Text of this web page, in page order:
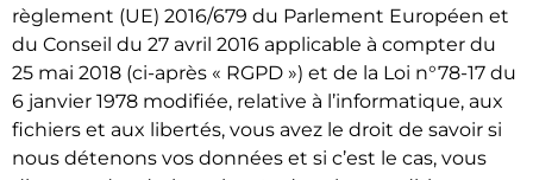
règlement (UE) 2016/679 du Parlement Européen et
du Conseil du 27 avril 2016 applicable à compter du
25 mai 2018 (ci-après « RGPD ») et de la Loi n°78-17 du
6 janvier 1978 modifiée, relative à l’informatique, aux
fichiers et aux libertés, vous avez le droit de savoir si
nous détenons vos données et si c’est le cas, vous